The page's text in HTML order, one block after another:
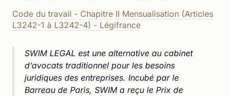
Code du travail - Chapitre II Mensualisation (Articles
L3242-1 à L3242-4) - Légifrance
SWIM LEGAL est une alternative au cabinet
d’avocats traditionnel pour les besoins
juridiques des entreprises. Incubé par le
Barreau de Paris, SWIM a reçu le Prix de